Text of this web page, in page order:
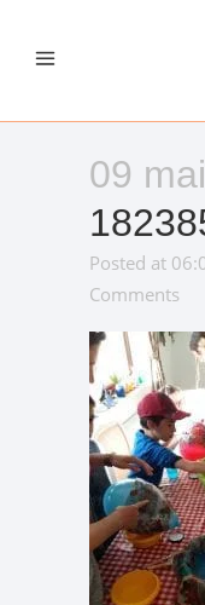
09 mai
Posted at
Comments